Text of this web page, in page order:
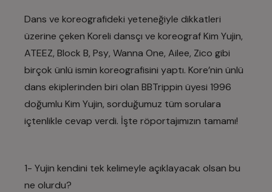
Dans ve koreografideki yeteneğiyle dikkatleri
üzerine çeken Koreli dansçı ve koreografKim Yujin,
ATEEZ,Block B,Psy,Wanna One,Ailee, Zico gibi
birçok ünlü ismin koreografisini yaptı. Kore’nin ünlü
dans ekiplerinden biri olan BBTrippin üyesi 1996
doğumlu Kim Yujin, sorduğumuz tüm sorulara
içtenlikle cevap verdi. İşte röportajımızın tamamı!
1- Yujin kendini tek kelimeyle açıklayacak olsan bu
ne olurdu?